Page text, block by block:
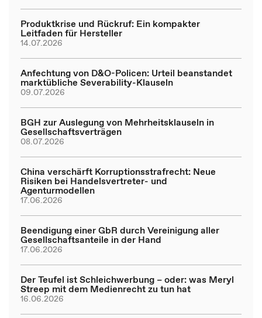
Produktkrise und Rückruf: Ein kompakter
Leitfaden für Hersteller
14.07.2026
Anfechtung von D&O-Policen: Urteil beanstandet
marktübliche Severability-Klauseln
09.07.2026
BGH zur Auslegung von Mehrheitsklauseln in
Gesellschaftsverträgen
08.07.2026
China verschärft Korruptionsstrafrecht: Neue
Risiken bei Handelsvertreter- und
Agenturmodellen
17.06.2026
Beendigung einer GbR durch Vereinigung aller
Gesellschaftsanteile in der Hand
17.06.2026
Der Teufel ist Schleichwerbung – oder: was Meryl
Streep mit dem Medienrecht zu tun hat
16.06.2026